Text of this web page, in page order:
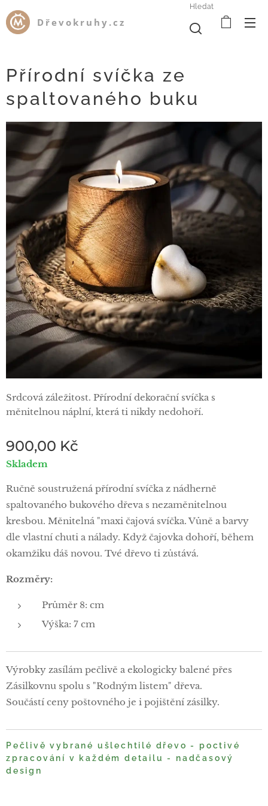
Dřevokruhy.cz
Hledat
Přírodní svíčka ze
spaltovaného buku
Srdcová záležitost. Přírodní dekorační svíčka s
měnitelnou náplní, která ti nikdy nedohoří.
900,00 Kč
Skladem
Ručně soustružená přírodní svíčka z nádherně
spaltovaného bukového dřeva s nezaměnitelnou
kresbou. Měnitelná "maxi čajová svíčka. Vůně a barvy
dle vlastní chuti a nálady. Když čajovka dohoří, během
okamžiku dáš novou. Tvé dřevo ti zůstává.
Rozměry:
Průměr 8: cm
Výška: 7 cm
Výrobky zasílám pečlivě a ekologicky balené přes
Zásilkovnu spolu s "Rodným listem" dřeva.
Součástí ceny poštovného je i pojištění zásilky.
Pečlivě vybrané ušlechtilé dřevo - poctivé
zpracování v každém detailu - nadčasový
design